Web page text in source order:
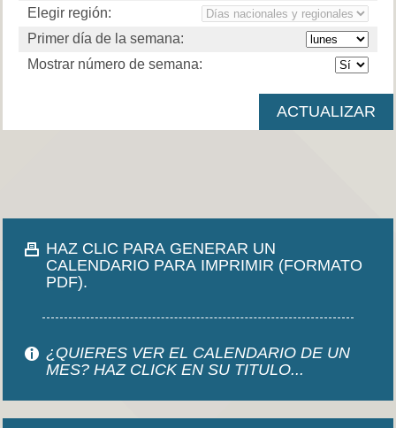
Elegir región:
Primer día de la semana:
Mostrar número de semana:
HAZ CLIC PARA GENERAR UN
CALENDARIO PARA IMPRIMIR (FORMATO
PDF).
¿QUIERES VER EL CALENDARIO DE UN
MES? HAZ CLICK EN SU TITULO...